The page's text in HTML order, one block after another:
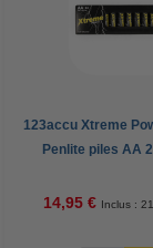
123accu Xtreme
Penlite piles AA
14,95 € Inclus :